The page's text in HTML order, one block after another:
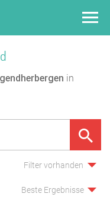
in
Filter vorhanden
Beste Ergebnisse